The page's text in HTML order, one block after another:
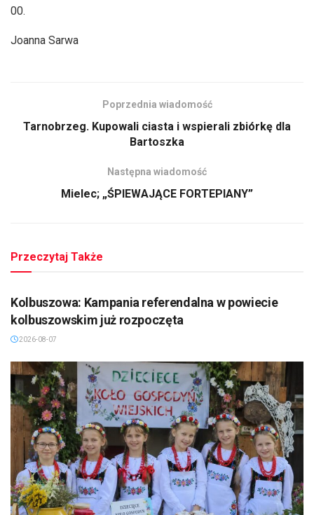
00.
Joanna Sarwa
Poprzednia wiadomość
Tarnobrzeg. Kupowali ciasta i wspierali zbiórkę dla
Bartoszka
Następna wiadomość
Mielec; „ŚPIEWAJĄCE FORTEPIANY”
Przeczytaj Także
MIELEC/DĘBICA/KOLBUSZOWA
Kolbuszowa: Kampania referendalna w powiecie
kolbuszowskim już rozpoczęta
2026-08-07